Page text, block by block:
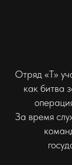
Отряд «Т»
как битва
За время